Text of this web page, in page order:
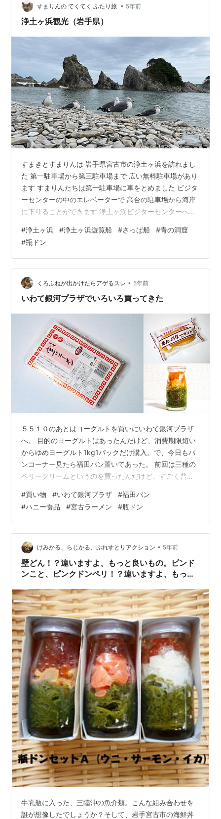
すまりんの てくてく ふたり旅 • 5年前
浄土ヶ浜観光（岩手県）
すまきとすまりんは 岩手県宮古市の浄土ヶ浜を訪れまし
た 第一駐車場から第三駐車場まで 広い無料駐車場があり
ます すまりんたちは第一駐車場に車をとめました ビジタ
ーセンターの中のエレベーターで 高台の駐車場から海岸
に下りることができます 浄土ヶ浜ビジターセンターへの
ついてパネル展示がされています 浄土ヶ浜は宮古湾に突
き出したつぼみのような形の小さな半島の先端にありま
す 宮古湾と言えば…(*^^*) 土方歳三ファンにはおなじみ
宮古湾海戦の舞台です 新政府軍の最新鋭装甲艦「甲鉄」
を奪おうと 接舷して甲板へと斬り込んだ「アボルダージ
ュ作戦✨」はその…
#浄土ヶ浜 #浄土ヶ浜遊覧船 #さっぱ船 #青の洞窟
#瓶ドン
くろふねが出かけたらアゲるスレ • 5年前
いわて銀河プラザでいろいろ買ってきた
５５１０のあとはヨーグルトを買いにいわて銀河プラザ
へ。 目的のヨーグルトはあったんだけど、消費期限短い
からゆめヨーグルト1kg1パックだけ購入。で、今日もパ
ンコーナー見たら福田パン置いてあった。 前回は三種の
ベリークリームというのを買ったんだけど、すごく普
かするとチョイスした味が悪かったのかもしれない！と
思い、本店で売れている味に合わせてあんバターサンド
を購入。 ・・・まあ、普通の味ですね。どう考えても大
きさ意外売れる要素ないし、やっぱり本店で手で作って
いるものとは違うんだろうなあ（たぶん）。 ちょうど「
三陸・宮古市まるごと観光物産展」とい…
#買い物 #いわて銀河プラザ #福田パン
#ハニー食品 #宮古ラーメン #瓶ドン
けみかる、らじかる、ぷれすとリアクション • 5年前
壁どん！？違いますよ、もっと良いもの。ピンド
ンこと、ピンクドンペリ！？違いますよ、もっと
牛乳瓶に入った、三陸沖の魚介類。こんな組み合わせを
誰が想像したでしょうか？そして、岩手宮古市の海鮮丼